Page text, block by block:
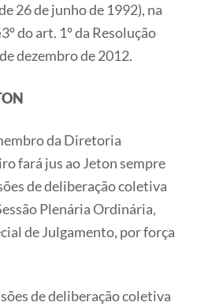
26 de junho de 1992), na
do art. 1º da Resolução
dezembro de 2012.
da Diretoria
fará jus ao Jeton sempre
de deliberação coletiva
Plenária Ordinária,
de Julgamento, por força
de deliberação coletiva